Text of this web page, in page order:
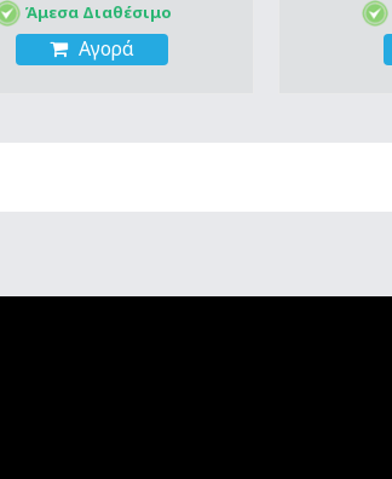
Άμεσα Διαθέσιμο
Αγορά